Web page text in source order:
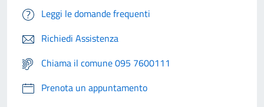
Leggi le domande frequenti
Richiedi Assistenza
Chiama il comune 095 7600111
Prenota un appuntamento